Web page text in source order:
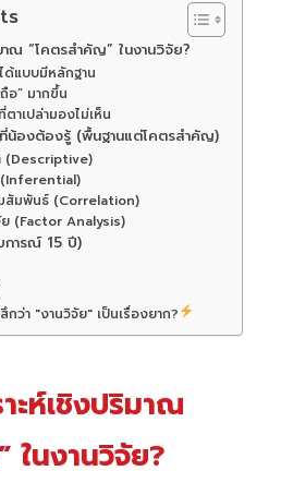
มาณ “โคตรสำคัญ” ในงานวิจัย?
ด้แบบมีหลักฐาน
อ” มากขึ้น
าเปล่ามองไม่เห็น
ที่น้องต้องรู้ (พื้นฐานแต่โคตรสำคัญ)
(Descriptive)
มสัมพันธ์ (Correlation)
ย (Factor Analysis)
การณ์ 15 ปี)
กว่า "งานวิจัย" เป็นเรื่องยาก?
ะห์เชิงปริมาณ
ในงานวิจัย?